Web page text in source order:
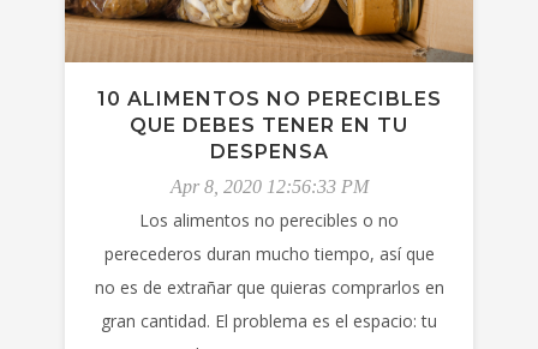
10 ALIMENTOS NO PERECIBLES
QUE DEBES TENER EN TU
DESPENSA
Apr 8, 2020 12:56:33 PM
Los alimentos no perecibles o no
perecederos duran mucho tiempo, así que
no es de extrañar que quieras comprarlos en
gran cantidad. El problema es el espacio: tu